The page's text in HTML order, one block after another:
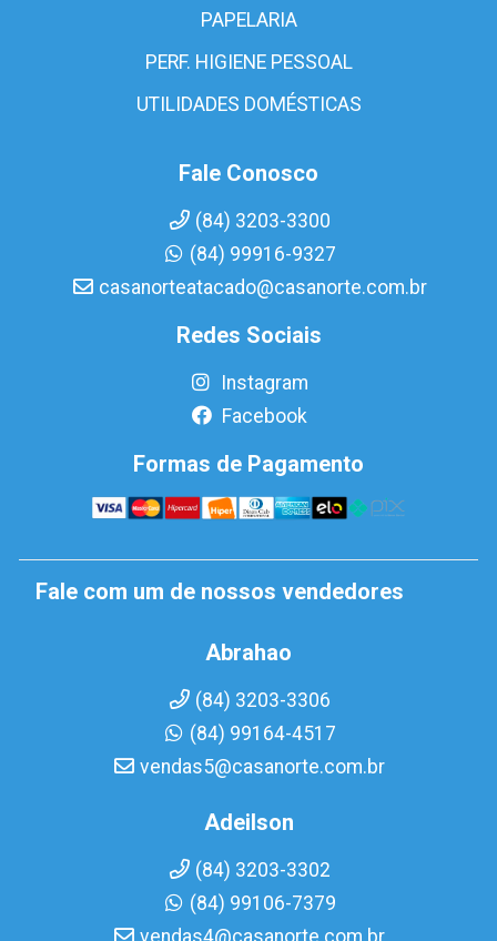
PAPELARIA
PERF. HIGIENE PESSOAL
UTILIDADES DOMÉSTICAS
Fale Conosco
(84) 3203-3300
(84) 99916-9327
casanorteatacado@casanorte.com.br
Redes Sociais
Instagram
Facebook
Formas de Pagamento
Fale com um de nossos vendedores
Abrahao
(84) 3203-3306
(84) 99164-4517
vendas5@casanorte.com.br
Adeilson
(84) 3203-3302
(84) 99106-7379
vendas4@casanorte.com.br